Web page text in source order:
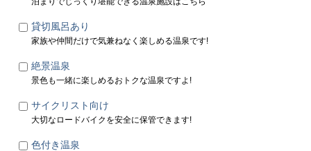
貸切風呂あり
家族や仲間だけで気兼ねなく楽しめる温泉です!
絶景温泉
景色も一緒に楽しめるおトクな温泉ですよ!
サイクリスト向け
大切なロードバイクを安全に保管できます!
色付き温泉